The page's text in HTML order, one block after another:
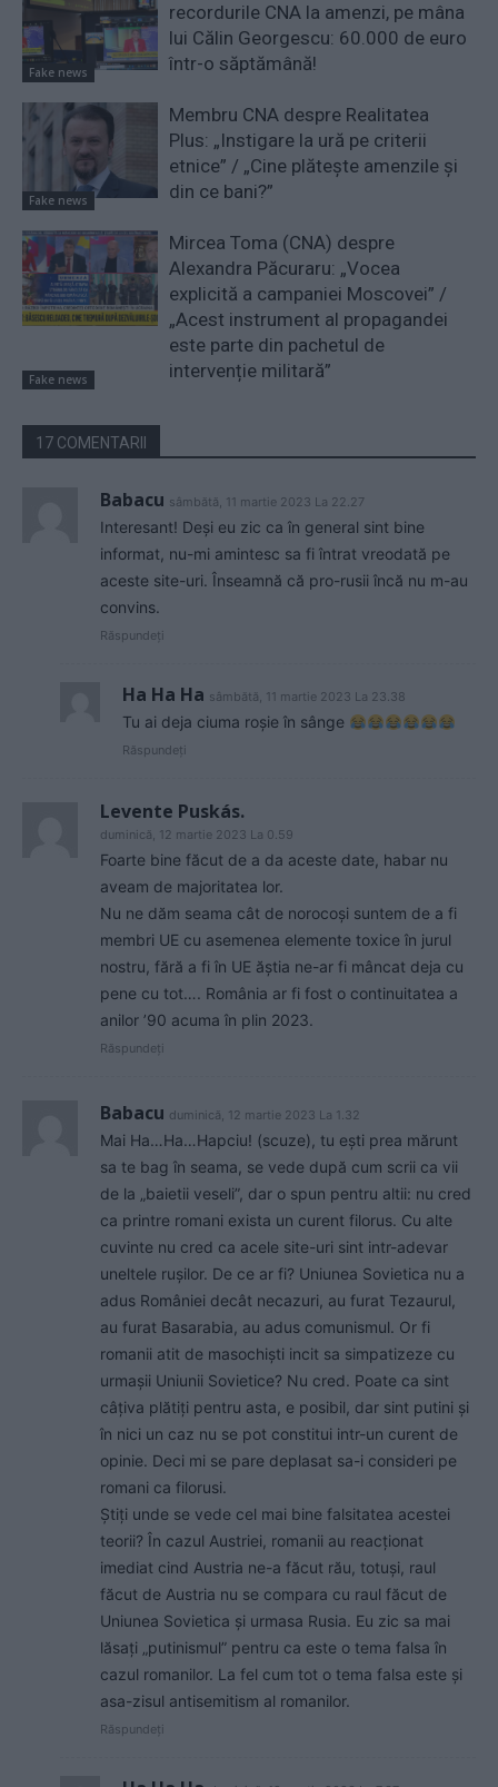
Fake news
recordurile CNA la amenzi, pe mâna
lui Călin Georgescu: 60.000 de euro
într-o săptămână!
Fake news
Membru CNA despre Realitatea
Plus: „Instigare la ură pe criterii
etnice” / „Cine plătește amenzile și
din ce bani?”
Fake news
Mircea Toma (CNA) despre
Alexandra Păcuraru: „Vocea
explicită a campaniei Moscovei” /
„Acest instrument al propagandei
este parte din pachetul de
intervenție militară”
17 COMENTARII
Babacu sâmbătă, 11 martie 2023 La 22.27
Interesant! Deși eu zic ca în general sint bine
informat, nu-mi amintesc sa fi întrat vreodată pe
aceste site-uri. Înseamnă că pro-rusii încă nu m-au
convins.
Răspundeți
Ha Ha Ha sâmbătă, 11 martie 2023 La 23.38
Tu ai deja ciuma roșie în sânge
Răspundeți
Levente Puskás.
duminică, 12 martie 2023 La 0.59
Foarte bine făcut de a da aceste date, habar nu
aveam de majoritatea lor.
Nu ne dăm seama cât de norocoși suntem de a fi
membri UE cu asemenea elemente toxice în jurul
nostru, fără a fi în UE ăștia ne-ar fi mâncat deja cu
pene cu tot…. România ar fi fost o continuitatea a
anilor ’90 acuma în plin 2023.
Răspundeți
Babacu duminică, 12 martie 2023 La 1.32
Mai Ha…Ha…Hapciu! (scuze), tu ești prea mărunt
sa te bag în seama, se vede după cum scrii ca vii
de la „baietii veseli”, dar o spun pentru altii: nu cred
ca printre romani exista un curent filorus. Cu alte
cuvinte nu cred ca acele site-uri sint intr-adevar
uneltele rușilor. De ce ar fi? Uniunea Sovietica nu a
adus României decât necazuri, au furat Tezaurul,
au furat Basarabia, au adus comunismul. Or fi
romanii atit de masochiști incit sa simpatizeze cu
urmașii Uniunii Sovietice? Nu cred. Poate ca sint
câțiva plătiți pentru asta, e posibil, dar sint putini și
în nici un caz nu se pot constitui intr-un curent de
opinie. Deci mi se pare deplasat sa-i consideri pe
romani ca filorusi.
Știți unde se vede cel mai bine falsitatea acestei
teorii? În cazul Austriei, romanii au reacționat
imediat cind Austria ne-a făcut rău, totuși, raul
făcut de Austria nu se compara cu raul făcut de
Uniunea Sovietica și urmasa Rusia. Eu zic sa mai
lăsați „putinismul” pentru ca este o tema falsa în
cazul romanilor. La fel cum tot o tema falsa este și
asa-zisul antisemitism al romanilor.
Răspundeți